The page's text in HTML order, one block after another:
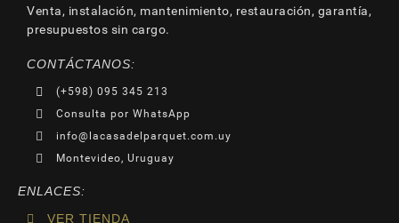
Venta, instalación, mantenimiento, restauración, garantía,
presupuestos sin cargo.
CONTÁCTANOS:
(+598) 095 345 213
Consulta por WhatsApp
info@lacasadelparquet.com.uy
Montevideo, Uruguay
ENLACES:
VER TIENDA